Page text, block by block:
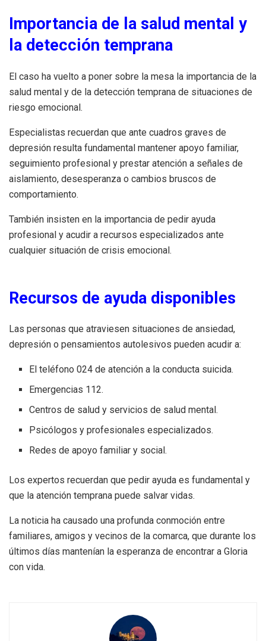
Importancia de la salud mental y
la detección temprana
El caso ha vuelto a poner sobre la mesa la importancia de la
salud mental y de la detección temprana de situaciones de
riesgo emocional.
Especialistas recuerdan que ante cuadros graves de
depresión resulta fundamental mantener apoyo familiar,
seguimiento profesional y prestar atención a señales de
aislamiento, desesperanza o cambios bruscos de
comportamiento.
También insisten en la importancia de pedir ayuda
profesional y acudir a recursos especializados ante
cualquier situación de crisis emocional.
Recursos de ayuda disponibles
Las personas que atraviesen situaciones de ansiedad,
depresión o pensamientos autolesivos pueden acudir a:
El teléfono 024 de atención a la conducta suicida.
Emergencias 112.
Centros de salud y servicios de salud mental.
Psicólogos y profesionales especializados.
Redes de apoyo familiar y social.
Los expertos recuerdan que pedir ayuda es fundamental y
que la atención temprana puede salvar vidas.
La noticia ha causado una profunda conmoción entre
familiares, amigos y vecinos de la comarca, que durante los
últimos días mantenían la esperanza de encontrar a Gloria
con vida.